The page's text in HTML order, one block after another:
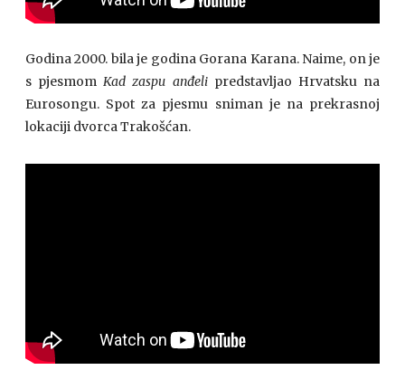
Godina 2000. bila je godina Gorana Karana. Naime, on je
s pjesmomKad zaspu anđelipredstavljao Hrvatsku na
Eurosongu. Spot za pjesmu sniman je na prekrasnoj
lokaciji dvorca Trakošćan.